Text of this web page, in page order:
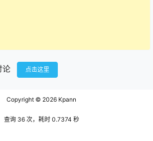
论 点击这里
Copyright © 2026 Kpann
查询 36 次，耗时 0.7374 秒